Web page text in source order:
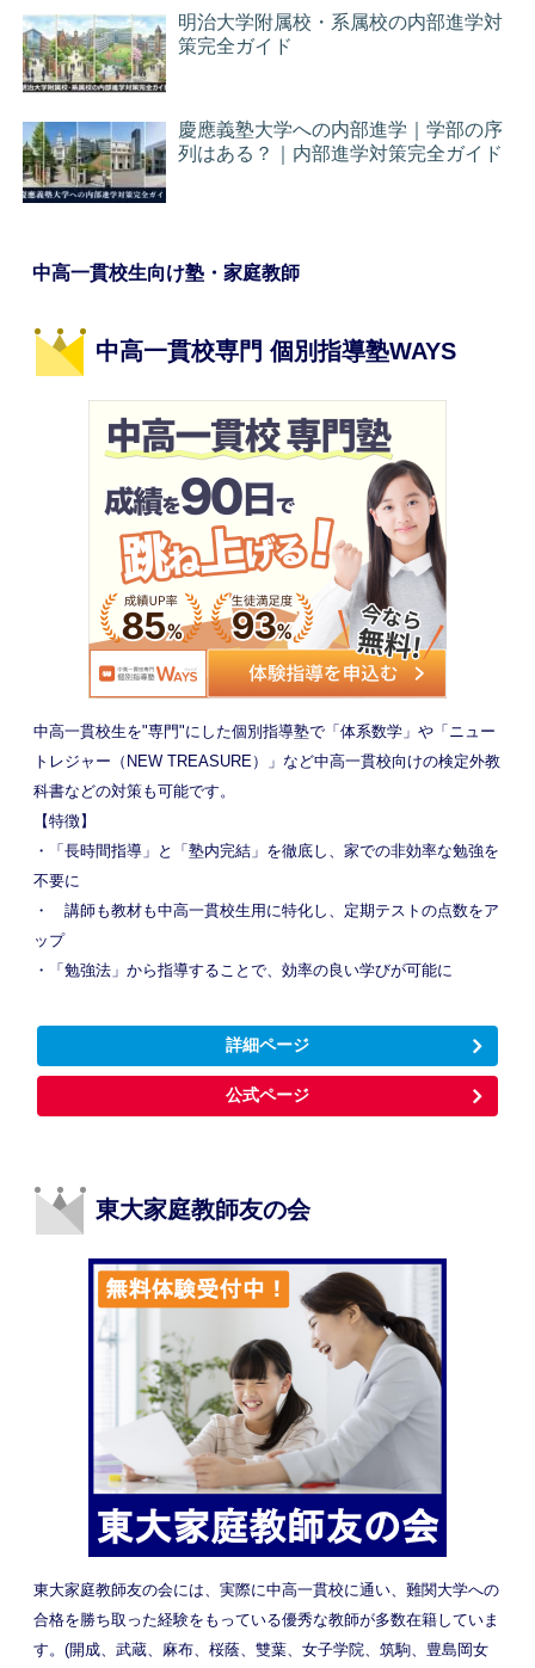
明治大学附属校・系属校の内部進学対
策完全ガイド
慶應義塾大学への内部進学｜学部の序
列はある？｜内部進学対策完全ガイド
中高一貫校生向け塾・家庭教師
中高一貫校専門 個別指導塾WAYS
中高一貫校生を"専門"にした個別指導塾で「体系数学」や「ニュー
トレジャー（NEW TREASURE）」など中高一貫校向けの検定外教
科書などの対策も可能です。
【特徴】
・「長時間指導」と「塾内完結」を徹底し、家での非効率な勉強を
不要に
・ 講師も教材も中高一貫校生用に特化し、定期テストの点数をア
ップ
・「勉強法」から指導することで、効率の良い学びが可能に
詳細ページ
公式ページ
東大家庭教師友の会
東大家庭教師友の会には、実際に中高一貫校に通い、難関大学への
合格を勝ち取った経験をもっている優秀な教師が多数在籍していま
す。(開成、武蔵、麻布、桜蔭、雙葉、女子学院、筑駒、豊島岡女